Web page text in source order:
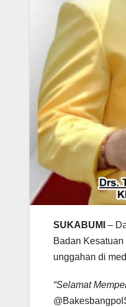
SUKABUMI –
Badan
unggahan di
“Selamat